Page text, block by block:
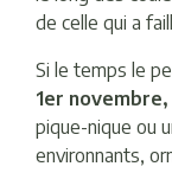
de celle qui a
Si le temps le
1er
pique-nique ou
environnants,